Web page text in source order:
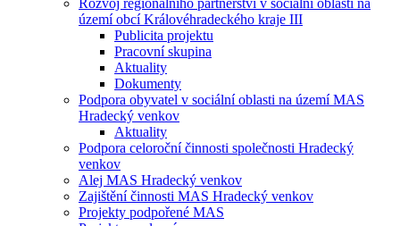
Rozvoj regionálního partnerství v sociální oblasti na
území obcí Královéhradeckého kraje III
Publicita projektu
Pracovní skupina
Aktuality
Dokumenty
Podpora obyvatel v sociální oblasti na území MAS
Hradecký venkov
Aktuality
Podpora celoroční činnosti společnosti Hradecký
venkov
Alej MAS Hradecký venkov
Zajištění činnosti MAS Hradecký venkov
Projekty podpořené MAS